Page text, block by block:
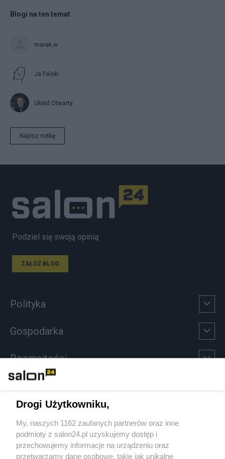
Blogi na ten temat
marek.w
Ja Falski
Układ Otwarty
Napisz notkę
Podziel się swoją opinią
ZAŁÓŻ BLOG
Polityka
Gospodarka
Rozmaitości
Sport
Społeczeństwo
Drogi Użytkowniku,
My, naszych 1162 zaufanych partnerów oraz inne
podmioty z salon24.pl uzyskujemy dostęp i
przechowujemy informacje na urządzeniu oraz
przetwarzamy dane osobowe, takie jak unikalne